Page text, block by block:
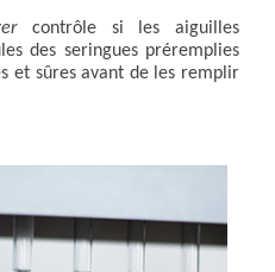
contrôle si les aiguilles
des seringues préremplies
et sûres avant de les remplir